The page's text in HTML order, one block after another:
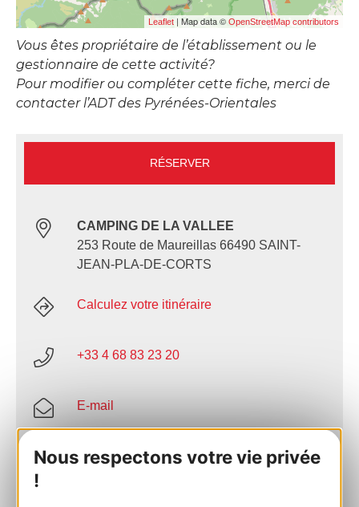
Nous respectons votre vie privée
!
Leaflet | Map data © OpenStreetMap contributors
Vous êtes propriétaire de l’établissement ou le
gestionnaire de cette activité?
Pour modifier ou compléter cette fiche, merci de
contacter l’ADT des Pyrénées-Orientales
RÉSERVER
CAMPING DE LA VALLEE
253 Route de Maureillas 66490 SAINT-
JEAN-PLA-DE-CORTS
Calculez votre itinéraire
+33 4 68 83 23 20
E-mail
Site internet